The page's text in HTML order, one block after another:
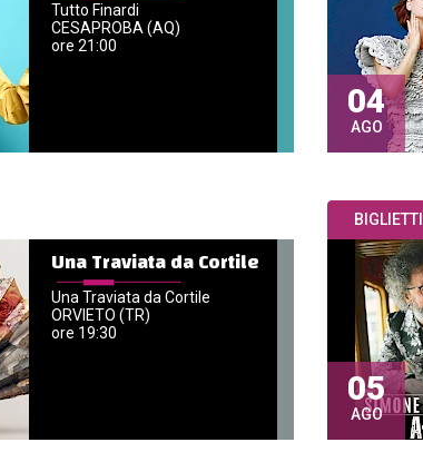
Tutto Finardi
CESAPROBA (AQ)
ore 21:00
04
AGO
Una Traviata da Cortile
Una Traviata da Cortile
ORVIETO (TR)
ore 19:30
BIGLIETTI
05
AGO